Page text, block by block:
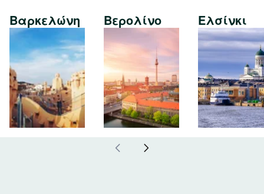
Βαρκελώνη Βερολίνο Ελσίνκι